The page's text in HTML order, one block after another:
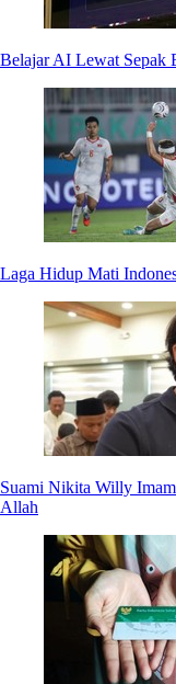
Belajar AI Lewat Sepak
Laga Hidup Mati
Suami Nikita Willy
Allah